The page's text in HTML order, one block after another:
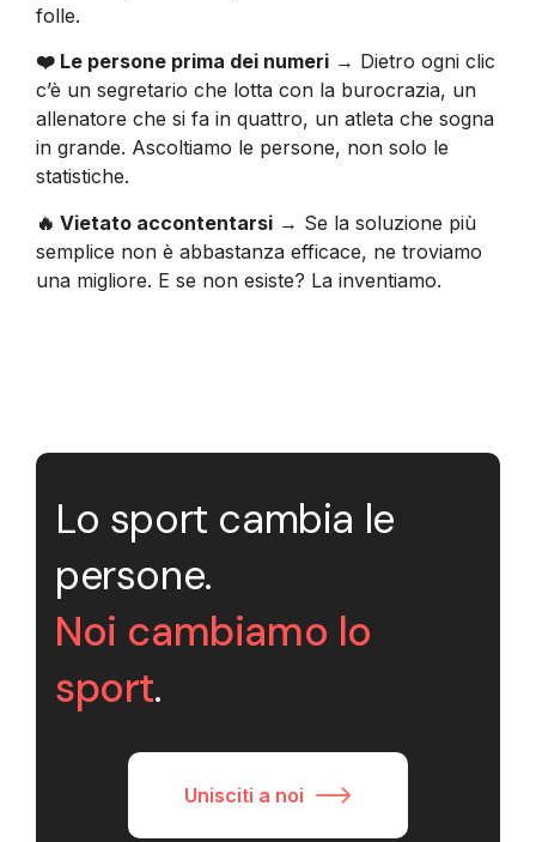
folle.
❤️ Le persone prima dei numeri → Dietro ogni clic
c’è un segretario che lotta con la burocrazia, un
allenatore che si fa in quattro, un atleta che sogna
in grande. Ascoltiamo le persone, non solo le
statistiche.
🔥 Vietato accontentarsi → Se la soluzione più
semplice non è abbastanza efficace, ne troviamo
una migliore. E se non esiste? La inventiamo.
Lo sport cambia le
persone.
Noi cambiamo lo
sport.
Unisciti a noi